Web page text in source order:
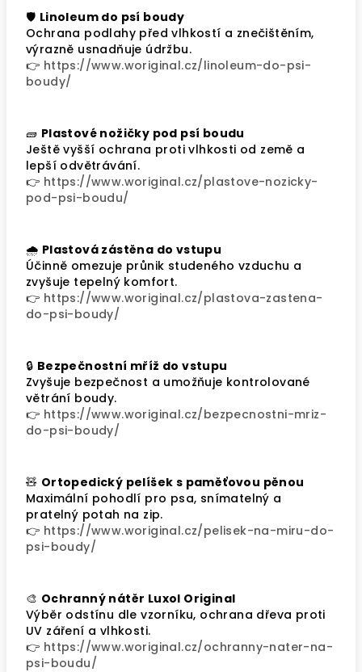
🛡️ Linoleum do psí boudy
Ochrana podlahy před vlhkostí a znečištěním,
výrazně usnadňuje údržbu.
👉 https://www.woriginal.cz/linoleum-do-psi-
boudy/
🧱 Plastové nožičky pod psí boudu
Ještě vyšší ochrana proti vlhkosti od země a
lepší odvětrávání.
👉 https://www.woriginal.cz/plastove-nozicky-
pod-psi-boudu/
🌧️ Plastová zástěna do vstupu
Účinně omezuje průnik studeného vzduchu a
zvyšuje tepelný komfort.
👉 https://www.woriginal.cz/plastova-zastena-
do-psi-boudy/
🔒 Bezpečnostní mříž do vstupu
Zvyšuje bezpečnost a umožňuje kontrolované
větrání boudy.
👉 https://www.woriginal.cz/bezpecnostni-mriz-
do-psi-boudy/
🧸 Ortopedický pelíšek s paměťovou pěnou
Maximální pohodlí pro psa, snímatelný a
pratelný potah na zip.
👉 https://www.woriginal.cz/pelisek-na-miru-do-
psi-boudy/
🎨 Ochranný nátěr Luxol Original
Výběr odstínu dle vzorníku, ochrana dřeva proti
UV záření a vlhkosti.
👉 https://www.woriginal.cz/ochranny-nater-na-
psi-boudu/